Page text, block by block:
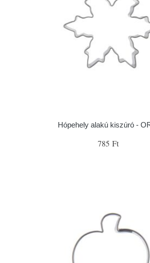
Hópehely alakú kiszúró -
785 Ft